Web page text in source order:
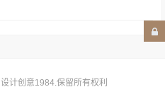
设计创意1984.保留所有权利